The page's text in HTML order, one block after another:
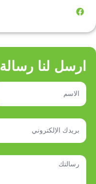
ارسل لنا رسالة